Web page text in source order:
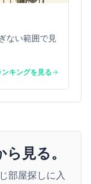
ない範囲で見
ンキングを見る
見る。
部屋探しに入